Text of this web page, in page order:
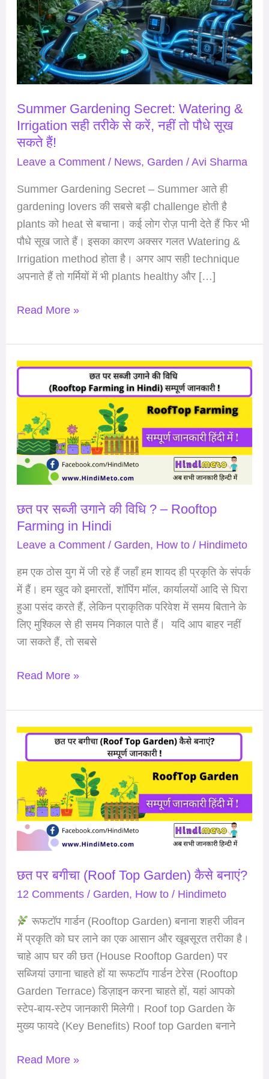
Summer Gardening Secret: Watering &
Irrigation सही तरीके से करें, नहीं तो पौधे सूख
सकते हैं!
Leave a Comment / News, Garden / Avi Sharma
Summer Gardening Secret – Summer आते ही
gardening lovers की सबसे बड़ी challenge होती है
plants को heat से बचाना। कई लोग रोज़ पानी देते हैं फिर भी
पौधे सूख जाते हैं। इसका कारण अक्सर गलत Watering &
Irrigation method होता है। अगर आप सही technique
अपनाते हैं तो गर्मियों में भी plants healthy और […]
&
Irrigation
सही
तरीके
से
करें,
नहीं
तो
पौधे
सकते
हैं!
Read More »
छत पर सब्जी उगाने की विधि ? – Rooftop
Farming in Hindi
Leave a Comment / Garden, How to/ Hindimeto
हम एक ठोस युग में जी रहे हैं जहाँ हम शायद ही प्रकृति के संपर्क
में हैं। हम खुद को इमारतों, शॉपिंग मॉल, कार्यालयों आदि से घिरा
हुआ पसंद करते हैं, लेकिन प्राकृतिक परिवेश में समय बिताने के
लिए मुश्किल से ही समय निकाल पाते हैं। यदि आप बाहर नहीं
जा सकते हैं, तो सबसे
छत
उगाने
की
विधि
Rooftop
Farming
in
Read More »
छत पर बगीचा (Roof Top Garden) कैसे बनाएं?
12 Comments / Garden, How to/ Hindimeto
रूफटॉप गार्डन (Rooftop Garden) बनाना शहरी जीवन
में प्रकृति को घर लाने का एक आसान और खूबसूरत तरीका है।
चाहे आप घर की छत (House Rooftop Garden) पर
सब्जियां उगाना चाहते हों या रूफटॉप गार्डन टेरेस (Rooftop
Garden Terrace) डिज़ाइन करना चाहते हों, यहां आपको
स्टेप-बाय-स्टेप जानकारी मिलेगी। Roof top Garden के
मुख्य फायदे (Key Benefits) Roof top Garden बनाने
छत
(Roof
Top
Garden)
Read More »